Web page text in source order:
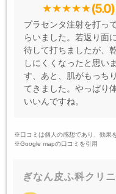
(5.0)
プラセンタ注射を打っ
らいました。若返り面
待して打ちましたが、
しにくくなったと思いま
す、あと、肌がもっち
てきました。やっぱり
いいんですね。
※口コミは個人の感想であり、効果
※Google mapの口コミを引用
ぎなん皮ふ科クリ